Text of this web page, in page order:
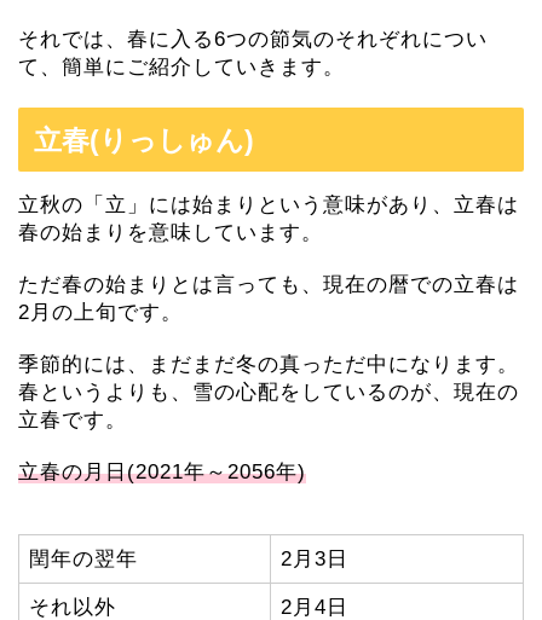
それでは、春に入る6つの節気のそれぞれについ
て、簡単にご紹介していきます。
立春(りっしゅん)
立秋の「立」には始まりという意味があり、立春は
春の始まりを意味しています。
ただ春の始まりとは言っても、現在の暦での立春は
2月の上旬です。
季節的には、まだまだ冬の真っただ中になります。
春というよりも、雪の心配をしているのが、現在の
立春です。
立春の月日(2021年～2056年)
閏年の翌年 2月3日
それ以外 2月4日